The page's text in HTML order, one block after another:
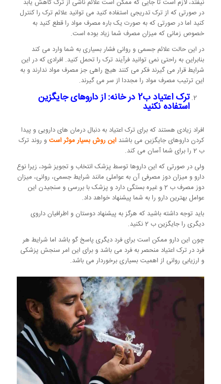
نیفتد، لازم است تا جایی که ممکن است علائم ناشی از ترک کاهش یابد
در صورتی که از ترک تدریجی استفاده کنید می توانید علائم ترک را کنترل
کنید اما در صورتی که به صورت یک باره مصرف مواد را قطع کنید به
خصوص زمانی که میزان مصرف شما زیاد بوده است.
در این حالت علائم جسمی و روانی فشار بسیاری به شما وارد می کند
بنابراین به راحتی نمی توانید فرآیند ترک را تحمل کنید. افرادی که در این
شرایط قرار می گیرند فکر می کنند هیچ راهی جز مصرف مواد ندارند و به
این ترتیب مصرف مواد را مجددا از سر می گیرند.
ترک اعتیاد ب2 در خانه: از داروهای جایگزین
استفاده نکنید
افراد زیادی هستند که برای ترک اعتیاد به دنبال درمان های دارویی و پیدا
کردن داروهای جایگزین می باشند این روش بسیار موثر استو روند ترک
ب 2 را برای شما آسان می کند.
ولی در صورتی که این داروها توسط پزشک انتخاب و تجویز شود، زیرا نوع
دارو و میزان دوز مصرفی آن به عواملی مانند شرایط جسمی، روانی، میزان
دوز مصرف ب 2 و غیره بستگی دارد و پزشک با بررسی و سنجیدن این
عوامل بهترین دارو را به شما پیشنهاد خواهد داد.
باید توجه داشته باشید که هرگز به پیشنهاد دوستان و اطرافیان داروی
دیگری را جایگزین ب 2 نکنید.
چون این دارو ممکن است برای فرد دیگری پاسخ گو باشد اما شرایط هر
فرد در ترک اعتیاد منحصر به فرد می باشد و برای این امر سنجش پزشکی
و ارزیابی روانی از اهمیت بسیاری برخوردار می باشد.